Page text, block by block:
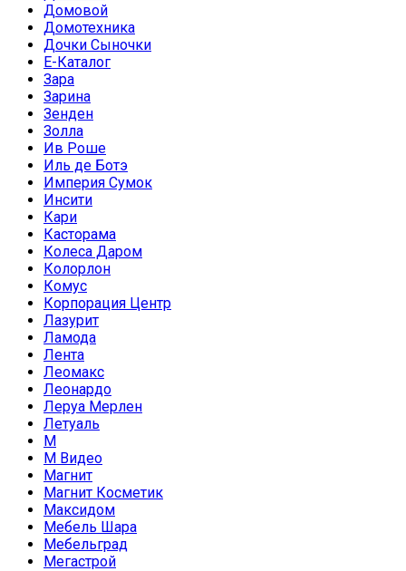
Домовой
Домотехника
Дочки Сыночки
Е-Каталог
Зара
Зарина
Зенден
Золла
Ив Роше
Иль де Ботэ
Империя Сумок
Инсити
Кари
Касторама
Колеса Даром
Колорлон
Комус
Корпорация Центр
Лазурит
Ламода
Лента
Леомакс
Леонардо
Леруа Мерлен
Летуаль
М
М Видео
Магнит
Магнит Косметик
Максидом
Мебель Шара
Мебельград
Мегастрой